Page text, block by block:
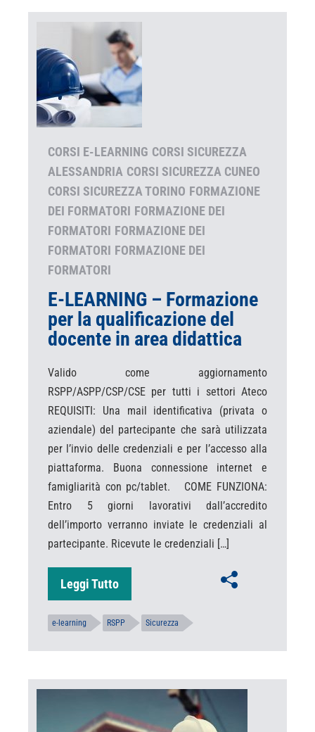
CORSI E-LEARNING CORSI SICUREZZA
ALESSANDRIA CORSI SICUREZZA CUNEO
CORSI SICUREZZA TORINO FORMAZIONE
DEI FORMATORI FORMAZIONE DEI
FORMATORI FORMAZIONE DEI
FORMATORI FORMAZIONE DEI
FORMATORI
E-LEARNING – Formazione
per la qualificazione del
docente in area didattica
Valido come aggiornamento
RSPP/ASPP/CSP/CSE per tutti i settori Ateco
REQUISITI: Una mail identificativa (privata o
aziendale) del partecipante che sarà utilizzata
per l’invio delle credenziali e per l’accesso alla
piattaforma. Buona connessione internet e
famigliarità con pc/tablet. COME FUNZIONA:
Entro 5 giorni lavorativi dall’accredito
dell’importo verranno inviate le credenziali al
partecipante. Ricevute le credenziali […]
Leggi Tutto
e-learning RSPP Sicurezza